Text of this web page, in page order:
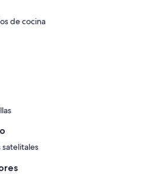
de cocina
satelitales